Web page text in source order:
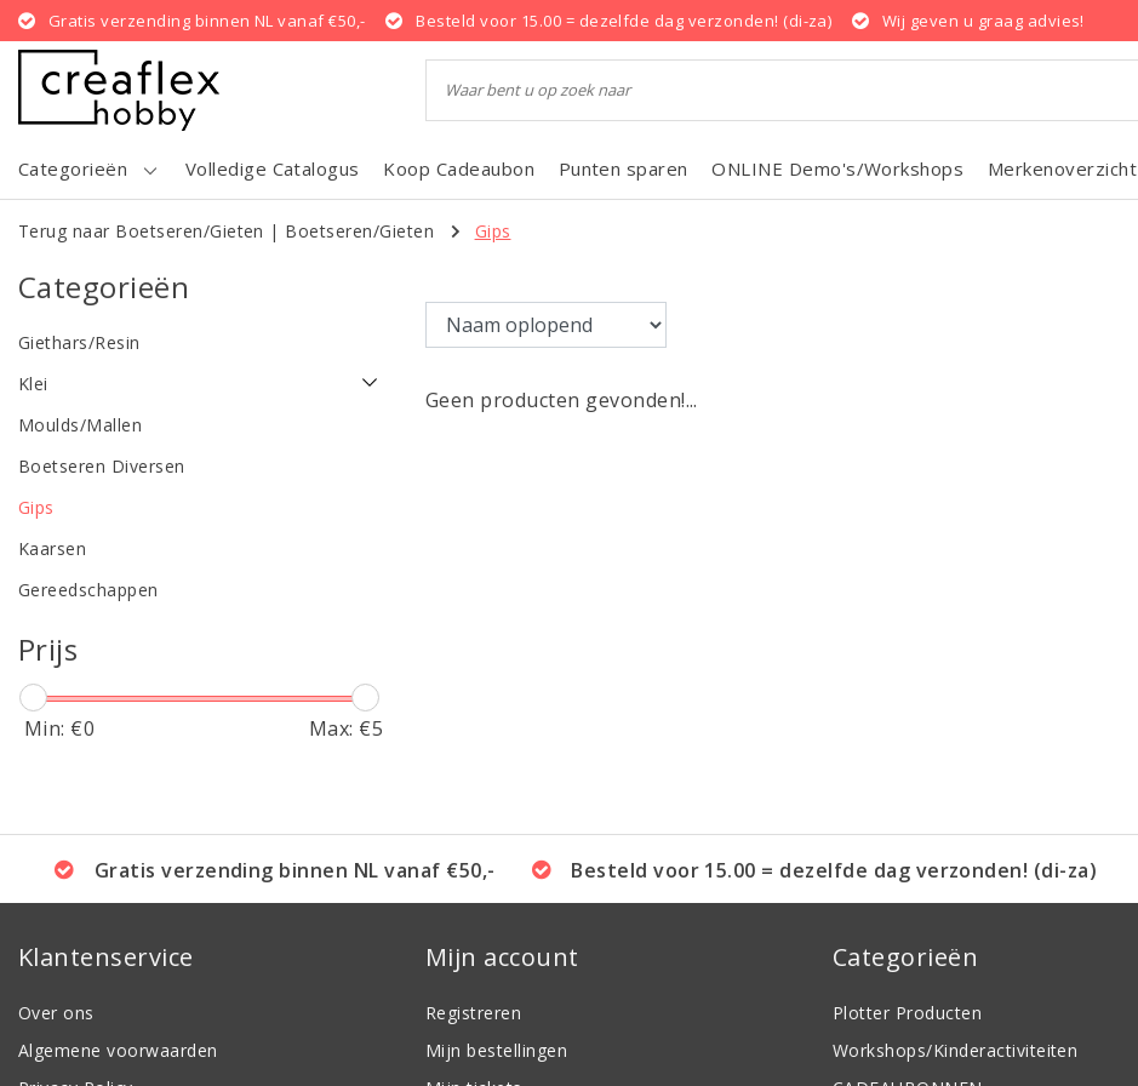
Gratis verzending binnen NL vanaf €50,- Besteld voor 15.00 = dezelfde dag verzonden! (di-za) Wij geven u graag advies!
Categorieën Volledige Catalogus Koop Cadeaubon Punten sparen ONLINE Demo's/Workshops Merkenoverzicht
Terug naar Boetseren/Gieten | Boetseren/Gieten Gips
Categorieën
Giethars/Resin
Klei
Moulds/Mallen
Boetseren Diversen
Gips
Kaarsen
Gereedschappen
Prijs
Min: €0 Max: €5
Geen producten gevonden!...
Gratis verzending binnen NL vanaf €50,- Besteld voor 15.00 = dezelfde dag verzonden! (di-za)
Klantenservice
Over ons
Algemene voorwaarden
Mijn account
Registreren
Mijn bestellingen
Categorieën
Plotter Producten
Workshops/Kinderactiviteiten